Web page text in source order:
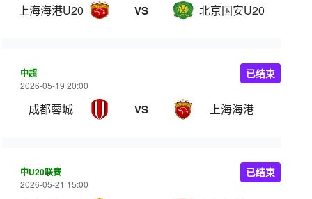
上海海港U20 VS 北京国安U20
中超
2026-05-19 20:00
成都蓉城 VS 上海海港
已结束
中U20联赛
2026-05-21 15:00
已结束